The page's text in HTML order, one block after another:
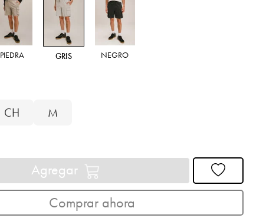
PIEDRA GRIS NEGRO
CH M
Agregar
Comprar ahora